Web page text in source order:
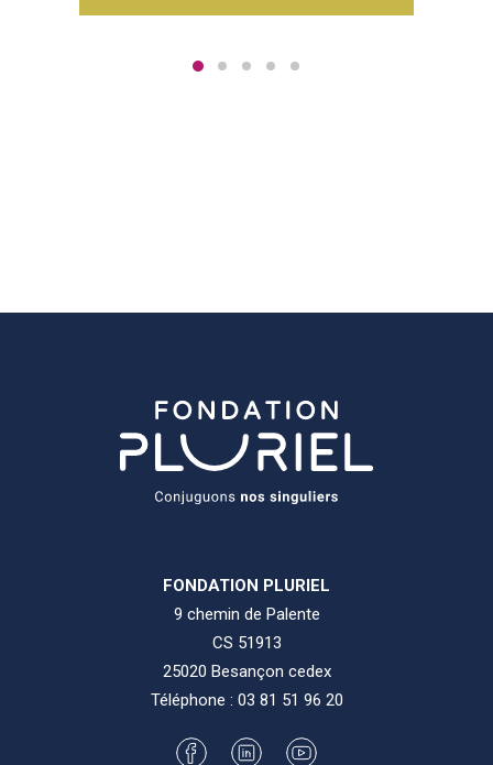
FONDATION PLURIEL
9 chemin de Palente
CS 51913
25020 Besançon cedex
Téléphone : 03 81 51 96 20